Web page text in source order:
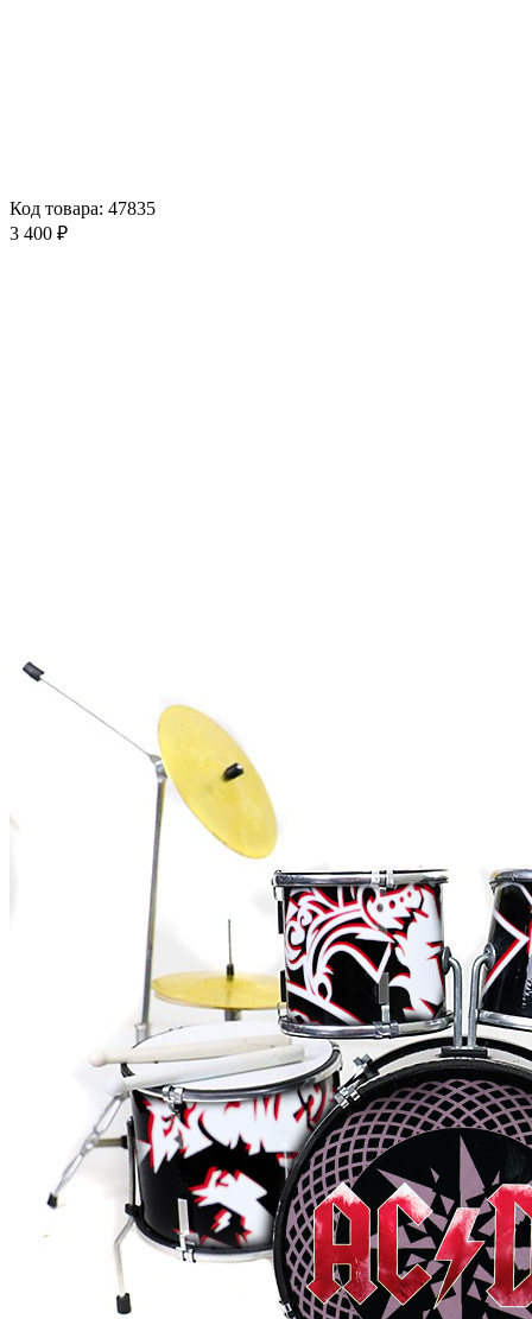
Код товара: 47835
3 400 ₽